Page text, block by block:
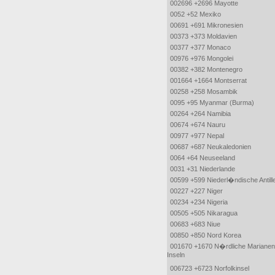
002696 +2696 Mayotte
0052 +52 Mexiko
00691 +691 Mikronesien
00373 +373 Moldavien
00377 +377 Monaco
00976 +976 Mongolei
00382 +382 Montenegro
001664 +1664 Montserrat
00258 +258 Mosambik
0095 +95 Myanmar (Burma)
00264 +264 Namibia
00674 +674 Nauru
00977 +977 Nepal
00687 +687 Neukaledonien
0064 +64 Neuseeland
0031 +31 Niederlande
00599 +599 Niederl�ndische
00227 +227 Niger
00234 +234 Nigeria
00505 +505 Nikaragua
00683 +683 Niue
00850 +850 Nord Korea
001670 +1670 N�rdliche
Inseln
006723 +6723 Norfolkinsel